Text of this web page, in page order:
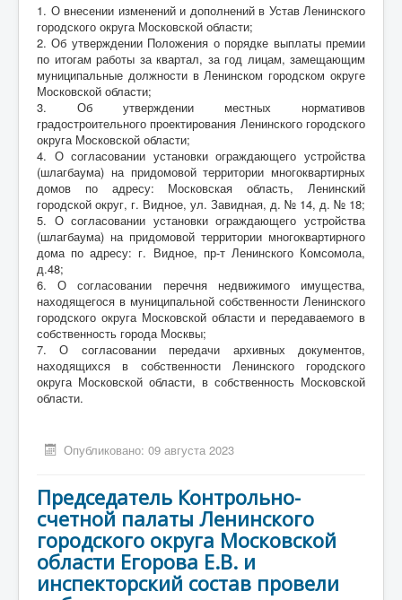
1. О внесении изменений и дополнений в Устав Ленинского
городского округа Московской области;
2. Об утверждении Положения о порядке выплаты премии
по итогам работы за квартал, за год лицам, замещающим
муниципальные должности в Ленинском городском округе
Московской области;
3. Об утверждении местных нормативов
градостроительного проектирования Ленинского городского
округа Московской области;
4. О согласовании установки ограждающего устройства
(шлагбаума) на придомовой территории многоквартирных
домов по адресу: Московская область, Ленинский
городской округ, г. Видное, ул. Завидная, д. № 14, д. № 18;
5. О согласовании установки ограждающего устройства
(шлагбаума) на придомовой территории многоквартирного
дома по адресу: г. Видное, пр-т Ленинского Комсомола,
д.48;
6. О согласовании перечня недвижимого имущества,
находящегося в муниципальной собственности Ленинского
городского округа Московской области и передаваемого в
собственность города Москвы;
7. О согласовании передачи архивных документов,
находящихся в собственности Ленинского городского
округа Московской области, в собственность Московской
области.
Опубликовано: 09 августа 2023
Председатель Контрольно-
счетной палаты Ленинского
городского округа Московской
области Егорова Е.В. и
инспекторский состав провели